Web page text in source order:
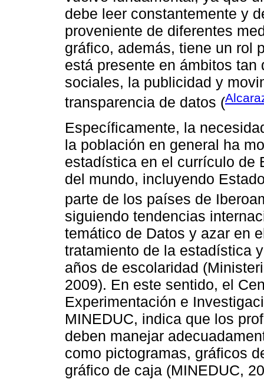
debe leer constantemente y
proveniente de diferentes
gráfico, además, tiene un rol
está presente en ámbitos
sociales, la publicidad y
transparencia de datos (
Específicamente, la
la población en general ha
estadística en el currículo de
del mundo, incluyendo
parte de los países de
siguiendo tendencias
temático de Datos y azar en
tratamiento de la estadística
años de escolaridad
2009). En este sentido, el
Experimentación e
MINEDUC, indica que los
deben manejar
como pictogramas, gráficos
gráfico de caja (MINEDUC,